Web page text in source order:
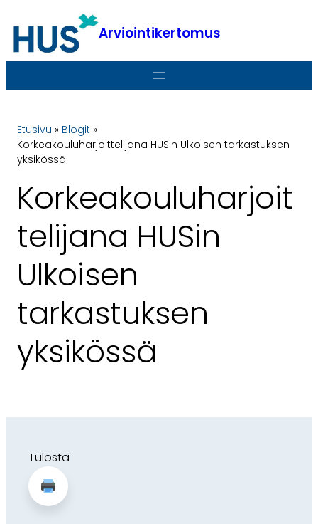
sisältöön
Arviointikertomus
Etusivu » Blogit »
Korkeakouluharjoittelijana HUSin Ulkoisen tarkastuksen
yksikössä
Korkeakouluharjoit
telijana HUSin
Ulkoisen
tarkastuksen
yksikössä
Tulosta